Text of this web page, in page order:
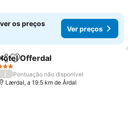
os preços
Ver preços
Adicionar aos favoritos
Offerdal
Estrelas
/
Pontuação não disponível
Lærdal, a 19.5 km de Årdal